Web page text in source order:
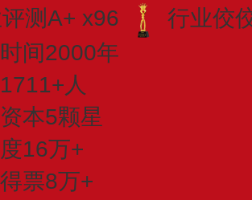
测A+ x96
行业佼
间2000年
人
本5颗星
16万+
票8万+